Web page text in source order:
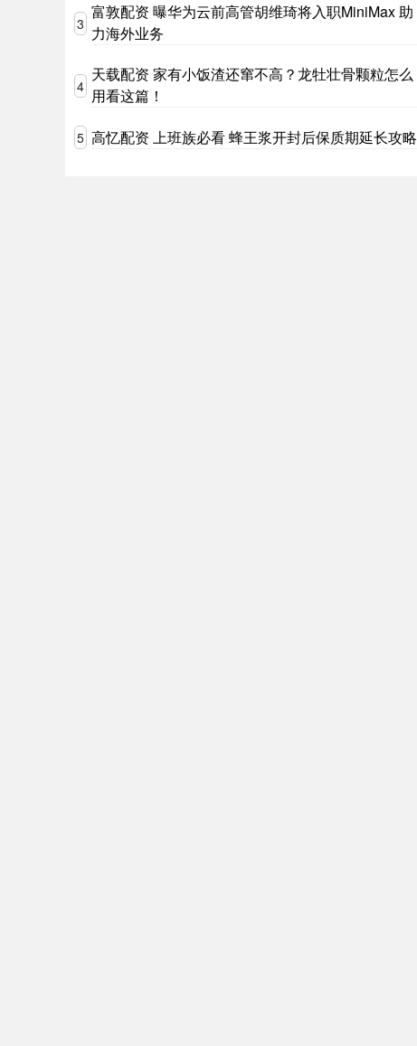
3
富敦配资 曝华为云前高管胡维琦将入职MiniMax 助
力海外业务
4
天载配资 家有小饭渣还窜不高？龙牡壮骨颗粒怎么
用看这篇！
5 高忆配资 上班族必看 蜂王浆开封后保质期延长攻略